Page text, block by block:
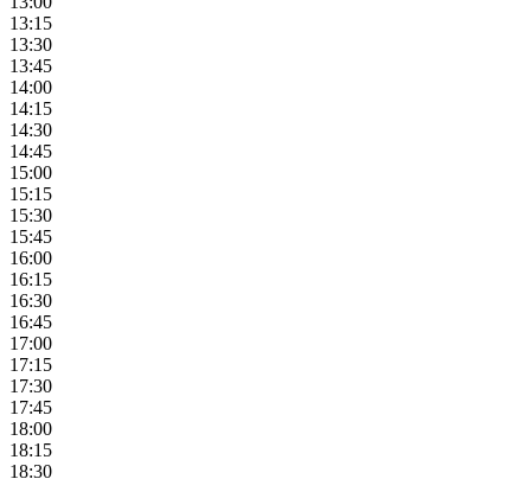
13:15
13:30
13:45
14:00
14:15
14:30
14:45
15:00
15:15
15:30
15:45
16:00
16:15
16:30
16:45
17:00
17:15
17:30
17:45
18:00
18:15
18:30